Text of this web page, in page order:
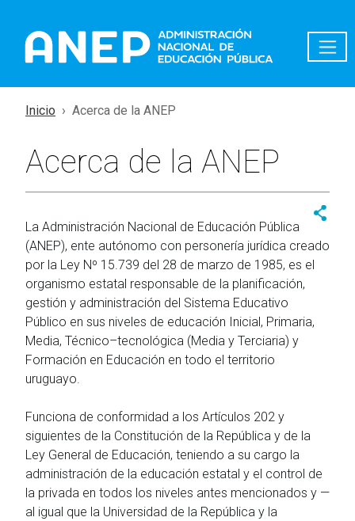
Inicio Acerca de la ANEP
Acerca de la ANEP
La Administración Nacional de Educación Pública
(ANEP), ente autónomo con personería jurídica creado
por la Ley Nº 15.739 del 28 de marzo de 1985, es el
organismo estatal responsable de la planificación,
gestión y administración del Sistema Educativo
Público en sus niveles de educación Inicial, Primaria,
Media, Técnico–tecnológica (Media y Terciaria) y
Formación en Educación en todo el territorio
uruguayo.
Funciona de conformidad a los Artículos 202 y
siguientes de la Constitución de la República y de la
Ley General de Educación, teniendo a su cargo la
administración de la educación estatal y el control de
la privada en todos los niveles antes mencionados y —
al igual que la Universidad de la República y la